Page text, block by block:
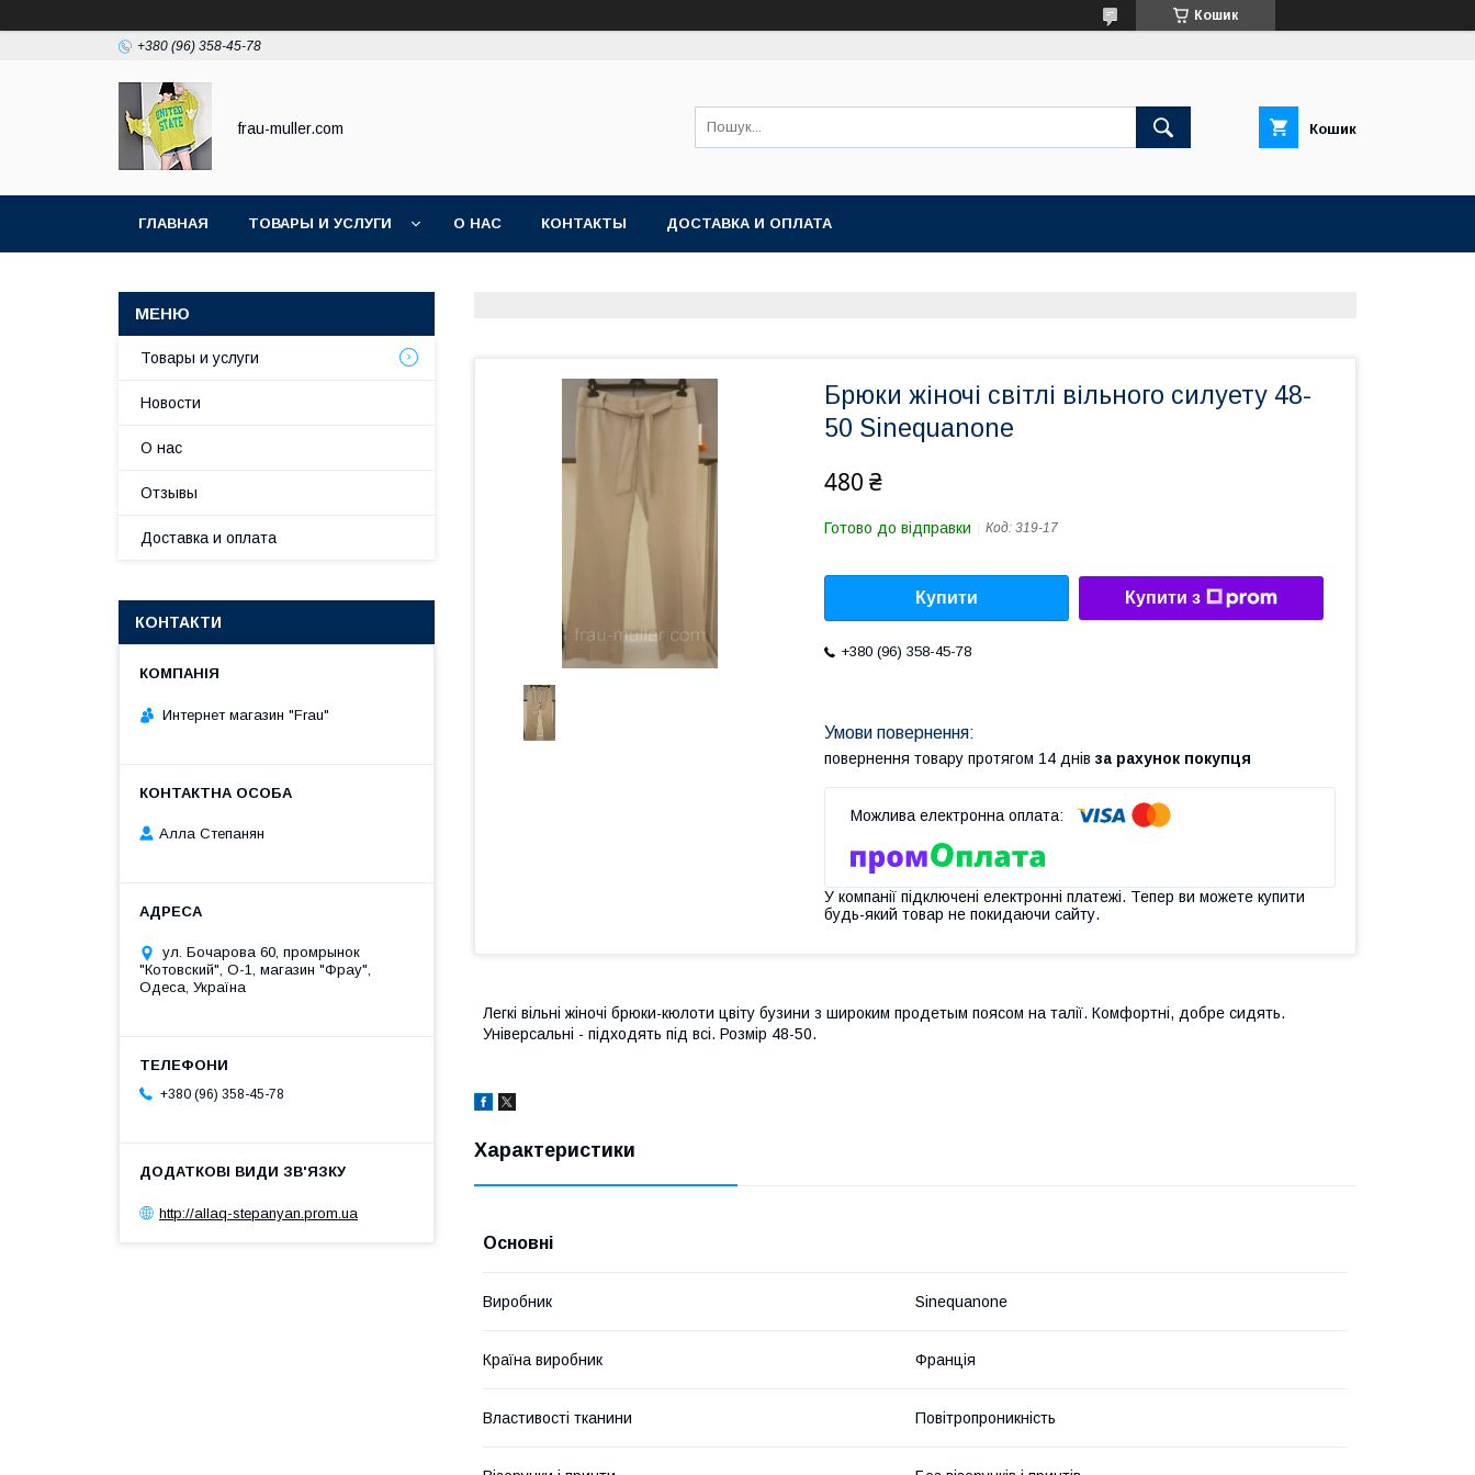
Кошик
+380 (96) 358-45-78
frau-muller.com Кошик
ГЛАВНАЯ ТОВАРЫ И УСЛУГИ О НАС КОНТАКТЫ ДОСТАВКА И ОПЛАТА
Брюки жіночі світлі вільного силуету 48-
50 Sinequanone
480 ₴
Готово до відправки Код: 319-17
Купити Купити з
+380 (96) 358-45-78
повернення товару протягом 14 днів за рахунок покупця
У компанії підключені електронні платежі. Тепер ви можете купити
будь-який товар не покидаючи сайту.
Легкі вільні жіночі брюки-кюлоти цвіту бузини з широким продетым поясом на талії. Комфортні, добре сидять.
Універсальні - підходять під всі. Розмір 48-50.
Характеристики
Основні
Виробник Sinequanone
Країна виробник Франція
Властивості тканини Повітропроникність
Товары и услуги
Новости
О нас
Отзывы
Доставка и оплата
КОНТАКТИ
Интернет магазин "Frau"
Алла Степанян
ул. Бочарова 60, промрынок
"Котовский", О-1, магазин "Фрау",
Одеса, Україна
+380 (96) 358-45-78
http://allaq-stepanyan.prom.ua